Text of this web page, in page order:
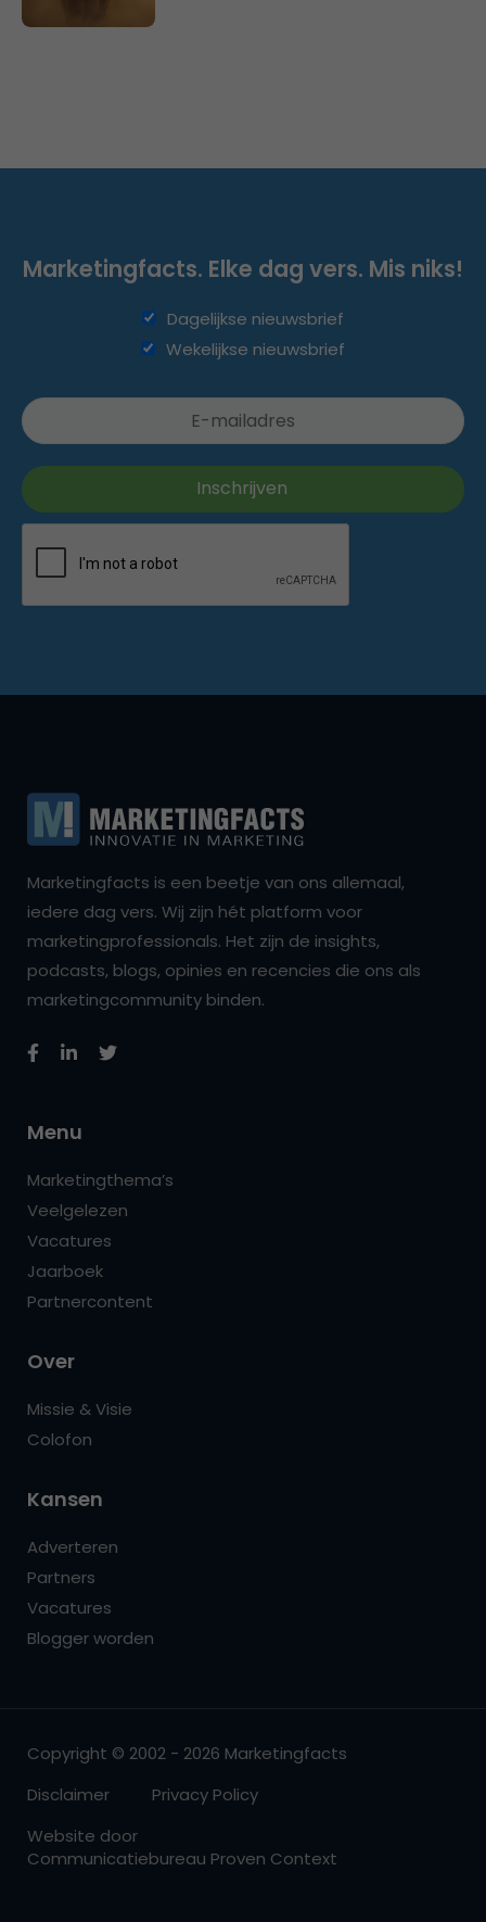
Marketingfacts. Elke dag vers. Mis niks!
Dagelijkse nieuwsbrief
Wekelijkse nieuwsbrief
Marketingfacts is een beetje van ons allemaal,
iedere dag vers. Wij zijn hét platform voor
marketingprofessionals. Het zijn de insights,
podcasts, blogs, opinies en recencies die ons als
marketingcommunity binden.
Menu
Marketingthema’s
Veelgelezen
Vacatures
Jaarboek
Partnercontent
Over
Missie & Visie
Colofon
Kansen
Adverteren
Partners
Vacatures
Blogger worden
Copyright © 2002 - 2026 Marketingfacts
Disclaimer
Privacy Policy
Website door
Communicatiebureau Proven Context